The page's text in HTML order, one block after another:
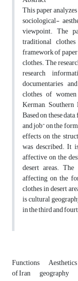
This paper
sociological-
viewpoint. The
traditional
framework of
clothes. The
research
documentaries
clothes of
Kerman, Southern
Based on these
and job” on the
effects on the
was described. It
affective on the
desert areas.
affecting on the
clothes in desert
is cultural
in the third and
Functions Aesthetics
of Iran geography